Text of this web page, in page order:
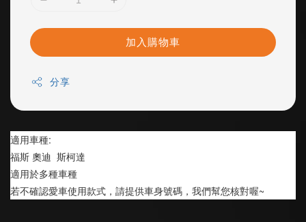
加入購物車
分享
適用車種:
福斯 奧迪  斯柯達
適用於多種車種
若不確認愛車使用款式，請提供車身號碼，我們幫您核對喔~